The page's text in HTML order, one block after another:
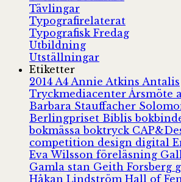
Tävlingar
Typografirelaterat
Typografisk Fredag
Utbildning
Utställningar
Etiketter
2014 A4 Annie Atkins Antalis
Tryckmediacenter Årsmöte
Barbara Stauffacher
Berlingpriset Biblis
bokmässaboktryck
competition design digital
Eva Wilsson föreläsning
Gamla stan Geith Forsberg
Håkan Lindström Hall of